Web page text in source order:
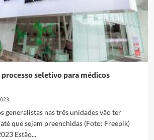
seletivo para médicos
generalistas nas três unidades vão ter
que sejam preenchidas (Foto: Freepik)
Estão...